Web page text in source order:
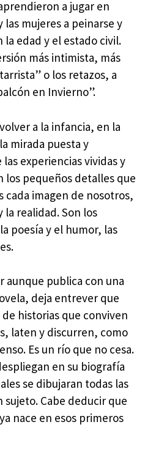
a jugar en
mujeres a peinarse y
la edad y el estado civil.
más intimista, más
o los retazos, a
en Invierno”.
a la infancia, en la
mirada puesta y
experiencias vividas y
los pequeños detalles que
cada imagen de nosotros,
la realidad. Son los
poesía y el humor, las
aunque publica con una
deja entrever que
historias que conviven
laten y discurren, como
Es un río que no cesa.
en su biografía
se dibujaran todas las
Cabe deducir que
nace en esos primeros